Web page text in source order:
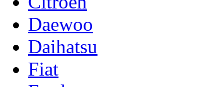
Daewoo
Daihatsu
Fiat